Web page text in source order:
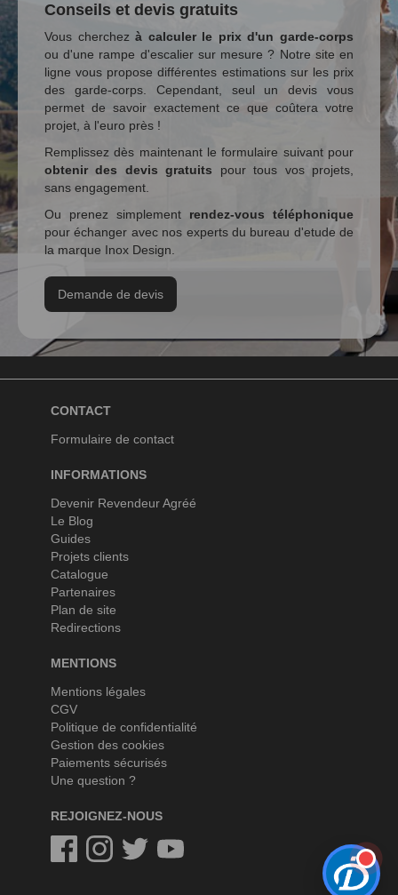
Conseils et devis gratuits
Vous cherchezà calculer le prix d'un garde-corps
ou d'une rampe d'escalier sur mesure ? Notre site en
ligne vous propose différentes estimations sur les prix
des garde-corps. Cependant, seul un devis vous
permet de savoir exactement ce que coûtera votre
projet, à l'euro près !
Remplissez dès maintenant le formulaire suivant pour
obtenir des devis gratuits pour tous vos projets,
sans engagement.
Ou prenez simplement rendez-vous téléphonique
pour échanger avec nos experts du bureau d'etude de
la marque Inox Design.
Demande de devis
CONTACT
Formulaire de contact
INFORMATIONS
Devenir Revendeur Agréé
Le Blog
Guides
Projets clients
Catalogue
Partenaires
Plan de site
Redirections
MENTIONS
Mentions légales
CGV
Politique de confidentialité
Gestion des cookies
Paiements sécurisés
Une question ?
REJOIGNEZ-NOUS
FacebookInstagramTwitterTwitter